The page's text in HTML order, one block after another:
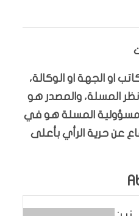
او الجهة او الوكالة،
المسلة، والمصدر هو
المسلة هو في
عن حرية الرأي بأعلى